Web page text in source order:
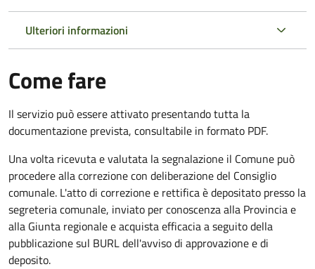
Ulteriori informazioni
Come fare
Il servizio può essere attivato presentando tutta la
documentazione prevista, consultabile in formato PDF.
Una volta ricevuta e valutata la segnalazione il Comune può
procedere alla correzione con deliberazione del Consiglio
comunale. L'atto di correzione e rettifica è depositato presso la
segreteria comunale, inviato per conoscenza alla Provincia e
alla Giunta regionale e acquista efficacia a seguito della
pubblicazione sul BURL dell'avviso di approvazione e di
deposito.